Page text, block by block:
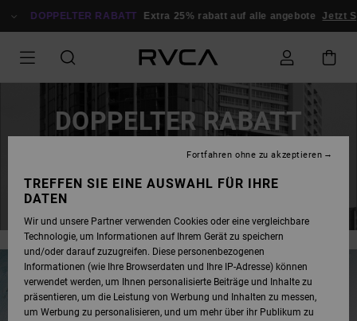
DOPPELTER RABATT Extra 25% rabatt auf alle angebote Jetzt
DOPPELTER RABATT
EXTRA 25 % RABATT AUF SALE-ARTIKEL
JETZT SPAREN
TREFFEN SIE EINE AUSWAHL FÜR IHRE
DATEN
Wir und unsere Partner verwenden Cookies oder eine vergleichbare
Technologie, um Informationen auf Ihrem Gerät zu speichern
und/oder darauf zuzugreifen. Diese personenbezogenen
Informationen (wie Ihre Browserdaten und Ihre IP-Adresse) können
verwendet werden, um Ihnen personalisierte Beiträge und Inhalte zu
präsentieren, um die Leistung von Werbung und Inhalten zu messen,
um Werbung zu personalisieren, und um mehr über ihr Publikum zu
Fortfahren ohne zu akzeptieren